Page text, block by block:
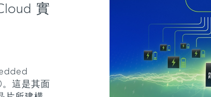
實
這是其面